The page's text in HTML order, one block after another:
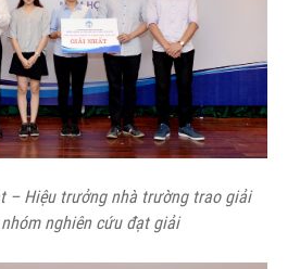
– Hiệu trưởng nhà trường trao giải
nghiên cứu đạt giải